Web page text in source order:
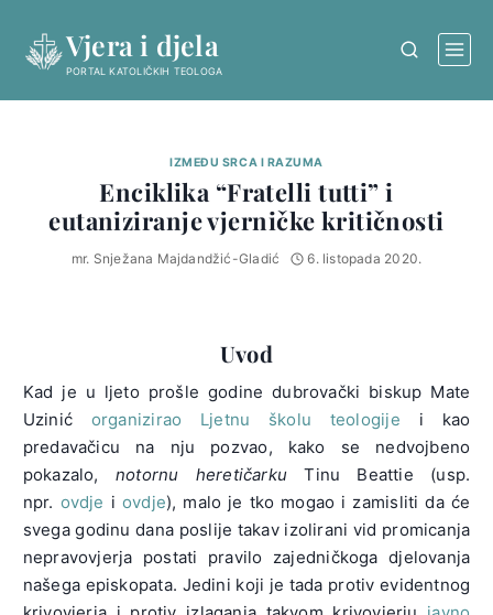
content
Vjera i djela
PORTAL KATOLIČKIH TEOLOGA
IZMEĐU SRCA I RAZUMA
Enciklika “Fratelli tutti” i
eutaniziranje vjerničke kritičnosti
mr. Snježana Majdandžić-Gladić 6. listopada 2020.
Uvod
Kad je u ljeto prošle godine dubrovački biskup Mate
Uzinić organizirao Ljetnu školu teologije i kao
predavačicu na nju pozvao, kako se nedvojbeno
pokazalo, notornu heretičarku Tinu Beattie (usp.
npr. ovdje i ovdje), malo je tko mogao i zamisliti da će
svega godinu dana poslije takav izolirani vid promicanja
nepravovjerja postati pravilo zajedničkoga djelovanja
našega episkopata. Jedini koji je tada protiv evidentnog